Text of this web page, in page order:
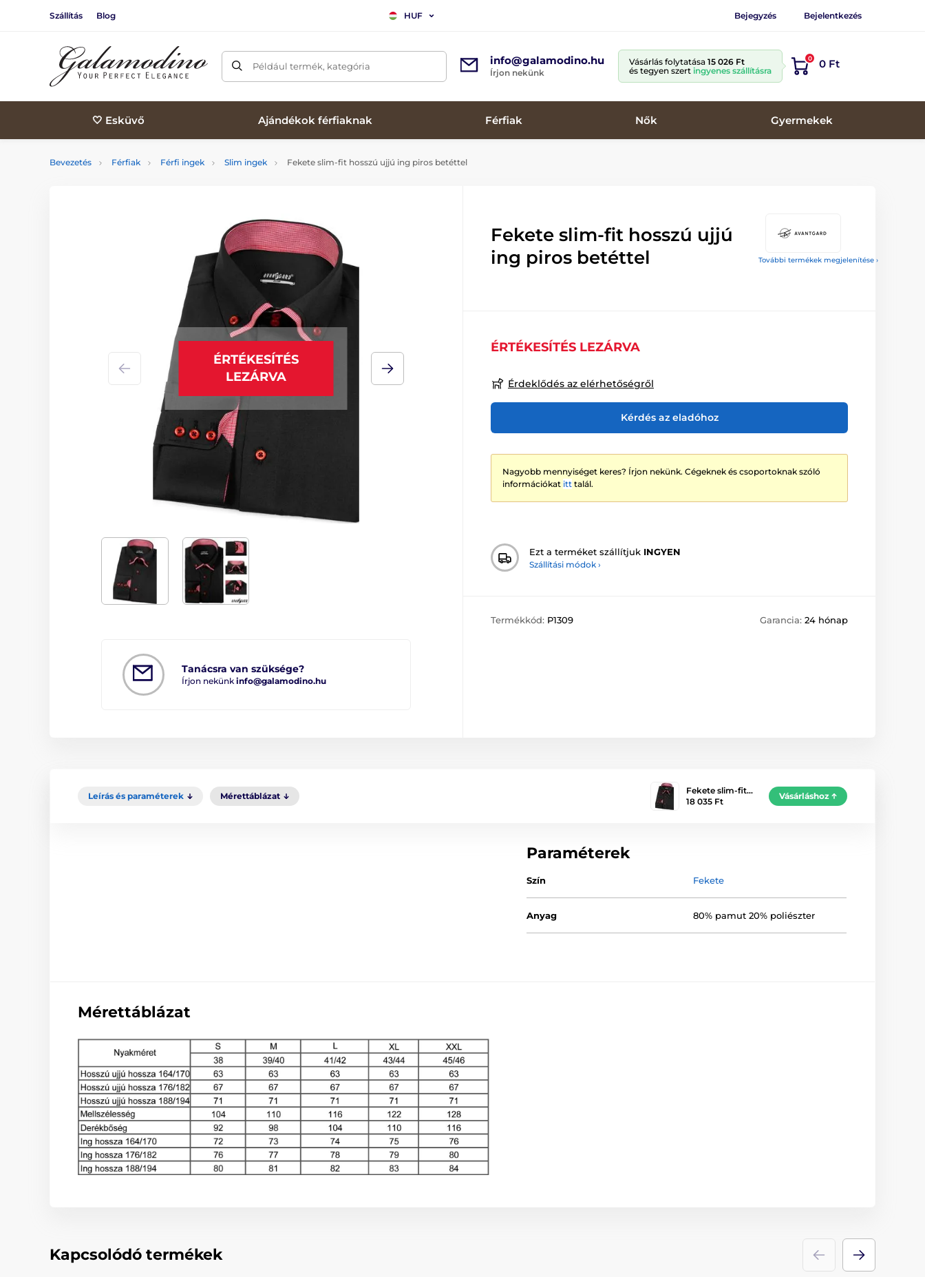
Szállítás Blog HUF Bejegyzés Bejelentkezés
Például termék, kategória info@galamodino.hu
Írjon nekünk
Vásárlás folytatása 15 026 Ft
és tegyen szert ingyenes szállításra
0 0 Ft
🤍 Esküvő Ajándékok férfiaknak Férfiak Nők Gyermekek
Bevezetés Férfiak Férfi ingek Slim ingek Fekete slim-fit hosszú ujjú ing piros betéttel
További termékek megjelenítése ›
ÉRTÉKESÍTÉS
LEZÁRVA
Tanácsra van szüksége?
Írjon nekünk info@galamodino.hu
Fekete slim-fit hosszú ujjú
ing piros betéttel
ÉRTÉKESÍTÉS LEZÁRVA
Érdeklődés az elérhetőségről
Kérdés az eladóhoz
Nagyobb mennyiséget keres? Írjon nekünk. Cégeknek és csoportoknak szóló
információkat itt talál.
Ezt a terméket szállítjuk INGYEN
Szállítási módok ›
Termékkód: P1309 Garancia: 24 hónap
Leírás és paraméterek Mérettáblázat
Fekete slim-fit…
18 035 Ft
Vásárláshoz
Paraméterek
Szín Fekete
Anyag 80% pamut 20% poliészter
Mérettáblázat
Kapcsolódó termékek